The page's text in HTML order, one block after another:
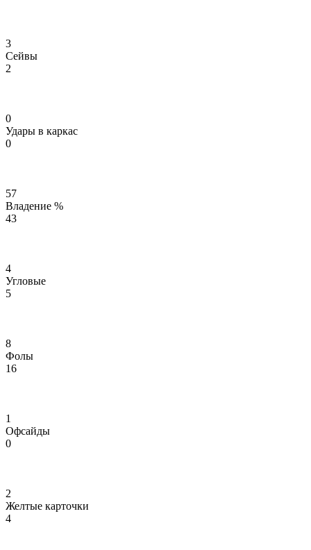
3
Сейвы
2
0
Удары в каркас
0
57
Владение %
43
4
Угловые
5
8
Фолы
16
1
Офсайды
0
2
Желтые карточки
4